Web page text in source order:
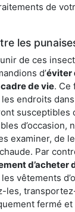
de
les
de ces
d’éviter
de vie. Ce
endroits
susceptibles
d’occasion,
examiner, de
Par
d’acheter
vêtements
les,
fermé et